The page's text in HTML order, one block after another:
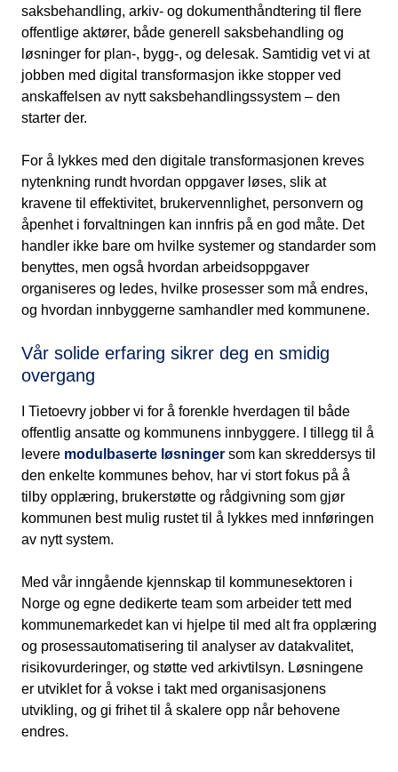
saksbehandling, arkiv- og dokumenthåndtering til flere
offentlige aktører, både generell saksbehandling og
løsninger for plan-, bygg-, og delesak. Samtidig vet vi at
jobben med digital transformasjon ikke stopper ved
anskaffelsen av nytt saksbehandlingssystem – den
starter der.
For å lykkes med den digitale transformasjonen kreves
nytenkning rundt hvordan oppgaver løses, slik at
kravene til effektivitet, brukervennlighet, personvern og
åpenhet i forvaltningen kan innfris på en god måte. Det
handler ikke bare om hvilke systemer og standarder som
benyttes, men også hvordan arbeidsoppgaver
organiseres og ledes, hvilke prosesser som må endres,
og hvordan innbyggerne samhandler med kommunene.
Vår solide erfaring sikrer deg en smidig
overgang
I Tietoevry jobber vi for å forenkle hverdagen til både
offentlig ansatte og kommunens innbyggere. I tillegg til å
levere modulbaserte løsninger som kan skreddersys til
den enkelte kommunes behov, har vi stort fokus på å
tilby opplæring, brukerstøtte og rådgivning som gjør
kommunen best mulig rustet til å lykkes med innføringen
av nytt system.
Med vår inngående kjennskap til kommunesektoren i
Norge og egne dedikerte team som arbeider tett med
kommunemarkedet kan vi hjelpe til med alt fra opplæring
og prosessautomatisering til analyser av datakvalitet,
risikovurderinger, og støtte ved arkivtilsyn. Løsningene
er utviklet for å vokse i takt med organisasjonens
utvikling, og gi frihet til å skalere opp når behovene
endres.